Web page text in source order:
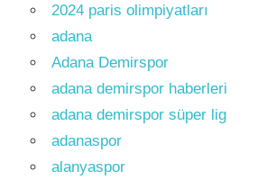
2024 paris olimpiyatları
adana
Adana Demirspor
adana demirspor haberleri
adana demirspor süper lig
adanaspor
alanyaspor